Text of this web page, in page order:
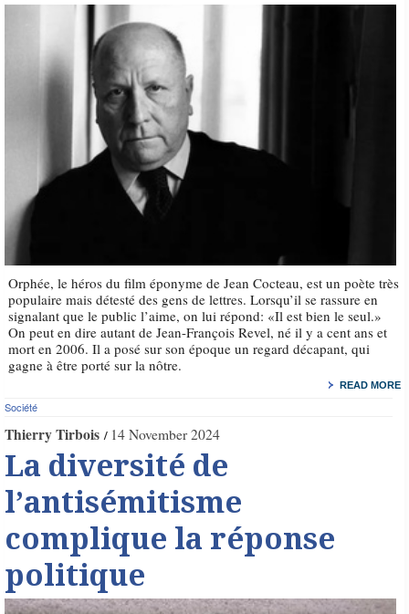
Orphée, le héros du film éponyme de Jean Cocteau, est un poète très
populaire mais détesté des gens de lettres. Lorsqu’il se rassure en
signalant que le public l’aime, on lui répond: «Il est bien le seul.»
On peut en dire autant de Jean-François Revel, né il y a cent ans et
mort en 2006. Il a posé sur son époque un regard décapant, qui
gagne à être porté sur la nôtre.
READ MORE
Société
Thierry Tirbois 14 November 2024
La diversité de
l’antisémitisme
complique la réponse
politique